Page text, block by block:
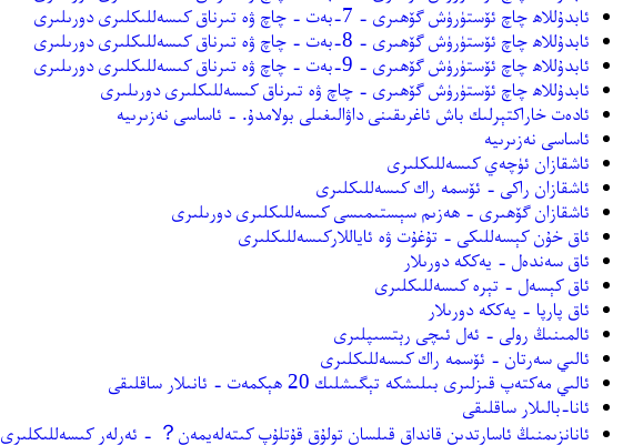
ئابدۇللاھ چاچ ئۆستۈرۈش گۆھىرى - 7-بەت - چاچ ۋە تىرناق كىسەللىكلىرى دورىلىرى
ئابدۇللاھ چاچ ئۆستۈرۈش گۆھىرى - 8-بەت - چاچ ۋە تىرناق كىسەللىكلىرى دورىلىرى
ئابدۇللاھ چاچ ئۆستۈرۈش گۆھىرى - 9-بەت - چاچ ۋە تىرناق كىسەللىكلىرى دورىلىرى
ئابدۇللاھ چاچ ئۆستۈرۈش گۆھىرى - چاچ ۋە تىرناق كىسەللىكلىرى دورىلىرى
ئادەت خاراكتېرلىك باش ئاغرىقىنى داۋالىغىلى بولامدۇ. - ئاساسى نەزىرىيە
ئاساسى نەزىرىيە
ئاشقازان ئۈچەي كىسەللىكلىرى
ئاشقازان راكى - ئۆسمە راك كىسەللىكلىرى
ئاشقازان گۆھىرى - ھەزىم سېستىمىسى كىسەللىكلىرى دورىلىرى
ئاق خۇن كېسەللىكى - تۇغۇت ۋە ئاياللاركىسەللىكلىرى
ئاق سەندەل - يەككە دورىلار
ئاق كېسەل - تېرە كىسەللىكلىرى
ئاق پارپا - يەككە دورىلار
ئالمىنىڭ رولى - ئەل ئىچى رېتسىپلىرى
ئالىي سەرتان - ئۆسمە راك كىسەللىكلىرى
ئالىي مەكتەپ قىزلىرى بىلىشكە تېگىشلىك 20 ھېكمەت - ئانىلار ساقلىقى
ئانا-بالىلار ساقلىقى
ئانانزىمنىڭ ئاسارتدىن قانداق قىلسان تولۇق قۇتلۇپ كىتەلەيمەن？ - ئەرلەر كىسەللىكلىرى